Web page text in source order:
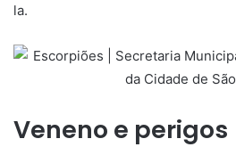
la.
Veneno e perigos